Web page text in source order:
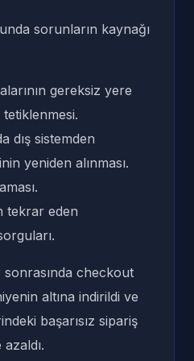
sorunların kaynağı
gereksiz yere
dış sistemden
yeniden alınması.
tekrar eden
sonrasında checkout
altına indirildi ve
başarısız sipariş